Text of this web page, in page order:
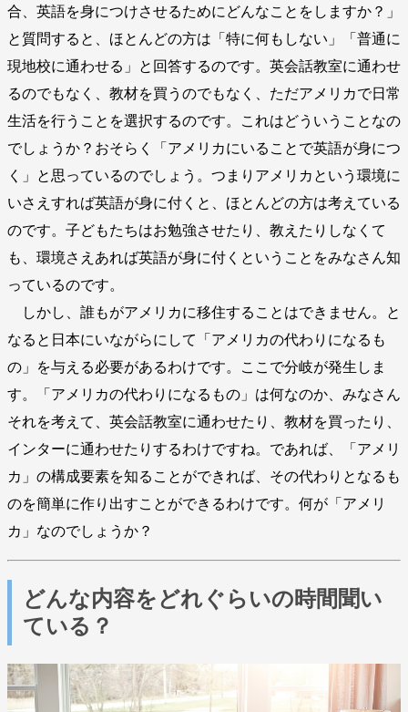
合、英語を身につけさせるためにどんなことをしますか？」
と質問すると、ほとんどの方は「特に何もしない」「普通に
現地校に通わせる」と回答するのです。英会話教室に通わせ
るのでもなく、教材を買うのでもなく、ただアメリカで日常
生活を行うことを選択するのです。これはどういうことなの
でしょうか？おそらく「アメリカにいることで英語が身につ
く」と思っているのでしょう。つまりアメリカという環境に
いさえすれば英語が身に付くと、ほとんどの方は考えている
のです。子どもたちはお勉強させたり、教えたりしなくて
も、環境さえあれば英語が身に付くということをみなさん知
っているのです。
しかし、誰もがアメリカに移住することはできません。と
なると日本にいながらにして「アメリカの代わりになるも
の」を与える必要があるわけです。ここで分岐が発生しま
す。「アメリカの代わりになるもの」は何なのか、みなさん
それを考えて、英会話教室に通わせたり、教材を買ったり、
インターに通わせたりするわけですね。であれば、「アメリ
カ」の構成要素を知ることができれば、その代わりとなるも
のを簡単に作り出すことができるわけです。何が「アメリ
カ」なのでしょうか？
どんな内容をどれぐらいの時間聞い
ている？